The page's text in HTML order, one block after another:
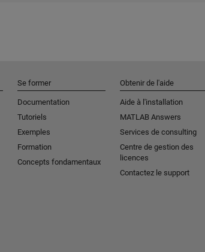
Se former
Documentation
Tutoriels
Exemples
Formation
Concepts fondamentaux
Obtenir de l'aide
Aide à l'installation
MATLAB Answers
Services de consulting
Centre de gestion des
licences
Contactez le support